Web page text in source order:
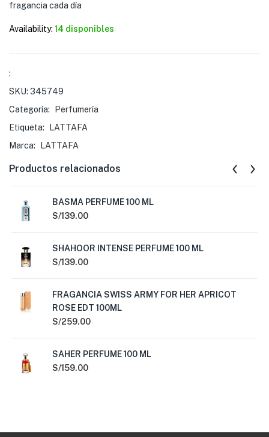
fragancia cada día
Availability: 14 disponibles
:
SKU: 345749
Categoría:
Perfumería
Etiqueta:
LATTAFA
Marca:
LATTAFA
Productos relacionados
BASMA PERFUME 100 ML
S/139.00
SHAHOOR INTENSE PERFUME 100 ML
S/139.00
FRAGANCIA SWISS ARMY FOR HER APRICOT
ROSE EDT 100ML
S/259.00
SAHER PERFUME 100 ML
S/159.00